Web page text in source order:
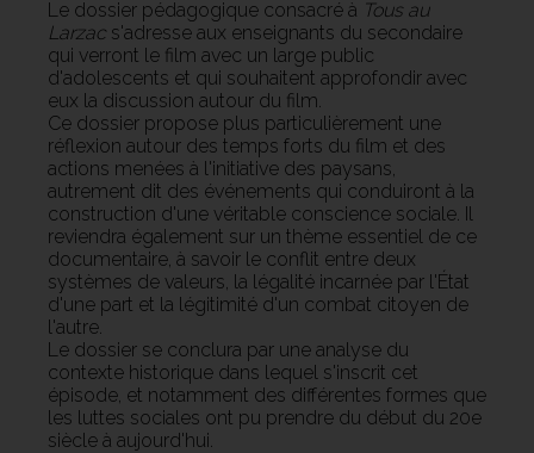
Le dossier pédagogique consacré à Tous au
Larzac s'adresse aux enseignants du secondaire
qui verront le film avec un large public
d'adolescents et qui souhaitent approfondir avec
eux la discussion autour du film.
Ce dossier propose plus particulièrement une
réflexion autour des temps forts du film et des
actions menées à l'initiative des paysans,
autrement dit des événements qui conduiront à la
construction d'une véritable conscience sociale. Il
reviendra également sur un thème essentiel de ce
documentaire, à savoir le conflit entre deux
systèmes de valeurs, la légalité incarnée par l'État
d'une part et la légitimité d'un combat citoyen de
l'autre.
Le dossier se conclura par une analyse du
contexte historique dans lequel s'inscrit cet
épisode, et notamment des différentes formes que
les luttes sociales ont pu prendre du début du 20e
siècle à aujourd'hui.